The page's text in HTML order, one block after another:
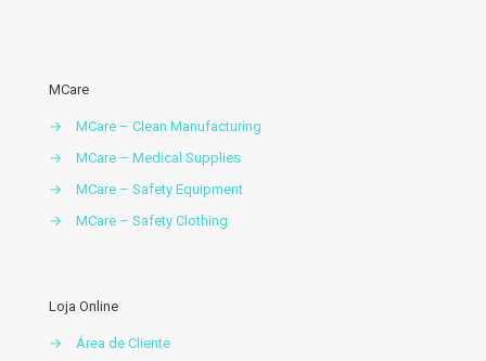
MCare
→
MCare – Clean Manufacturing
→
MCare – Medical Supplies
→
MCare – Safety Equipment
→
MCare – Safety Clothing
Loja Online
→
Área de Cliente